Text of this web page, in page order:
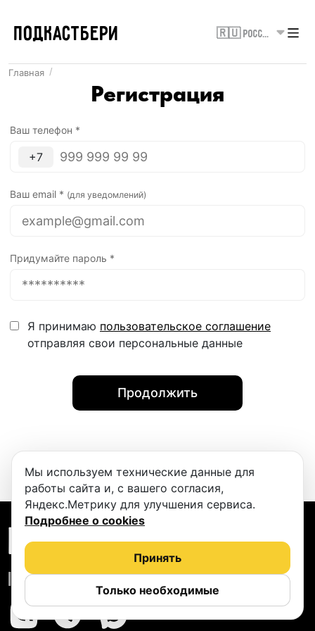
ПОДКАСТБЕРИ 🇷🇺 Россия
Главная
Регистрация
Ваш телефон *
+7
Ваш email * (для уведомлений)
Придумайте пароль *
Я принимаю пользовательское соглашение
отправляя свои персональные данные
Продолжить
ПОДКАСТБЕРИ
info@podcastbery.ru
Мы используем технические данные для
работы сайта и, с вашего согласия,
Яндекс.Метрику для улучшения сервиса.
Подробнее о cookies
Только необходимые
Принять